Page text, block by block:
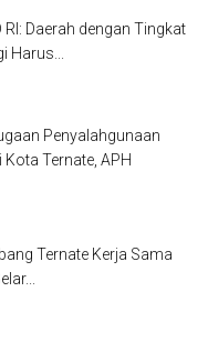
RI: Daerah dengan Tingkat
Harus...
Penyalahgunaan
Ternate, APH
Ternate Kerja Sama